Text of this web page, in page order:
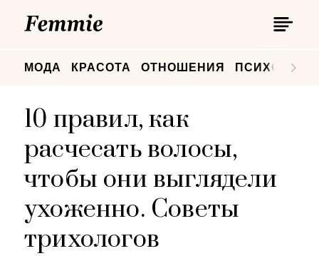
МОДА КРАСОТА ОТНОШЕНИЯ
10 правил, как
расчесать волосы,
чтобы они выглядели
ухоженно. Советы
трихологов